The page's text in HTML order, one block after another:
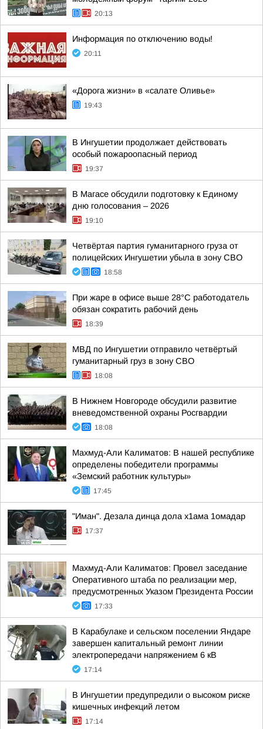
20:13
Информация по отключению воды!
20:11
«Дорога жизни» в «салате Оливье»
19:43
В Ингушетии продолжает действовать
особый пожароопасный период
19:37
В Магасе обсудили подготовку к Единому
дню голосования – 2026
19:10
Четвёртая партия гуманитарного груза от
полицейских Ингушетии убыла в зону СВО
18:58
При жаре в офисе выше 28°C работодатель
обязан сократить рабочий день
18:39
МВД по Ингушетии отправило четвёртый
гуманитарный груз в зону СВО
18:08
В Нижнем Новгороде обсудили развитие
вневедомственной охраны Росгвардии
18:08
Махмуд-Али Калиматов: В нашей республике
определены победители программы
«Земский работник культуры»
17:45
"Иман". Дезала динца дола х1ама 1омадар
17:37
Махмуд-Али Калиматов: Провел заседание
Оперативного штаба по реализации мер,
предусмотренных Указом Президента России
17:33
В Карабулаке и сельском поселении Яндаре
завершен капитальный ремонт линии
электропередачи напряжением 6 кВ
17:14
В Ингушетии предупредили о высоком риске
кишечных инфекций летом
17:14